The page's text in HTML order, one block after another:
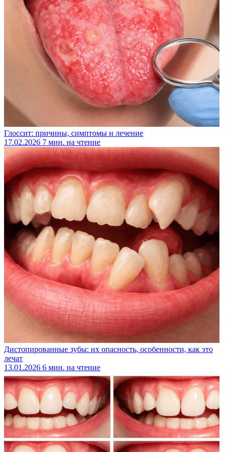
Глоссит: причины, симптомы и лечение
17.02.2026 7 мин. на чтение
Дистопированные зубы: их опасность, особенности, как это
лечат
13.01.2026 6 мин. на чтение